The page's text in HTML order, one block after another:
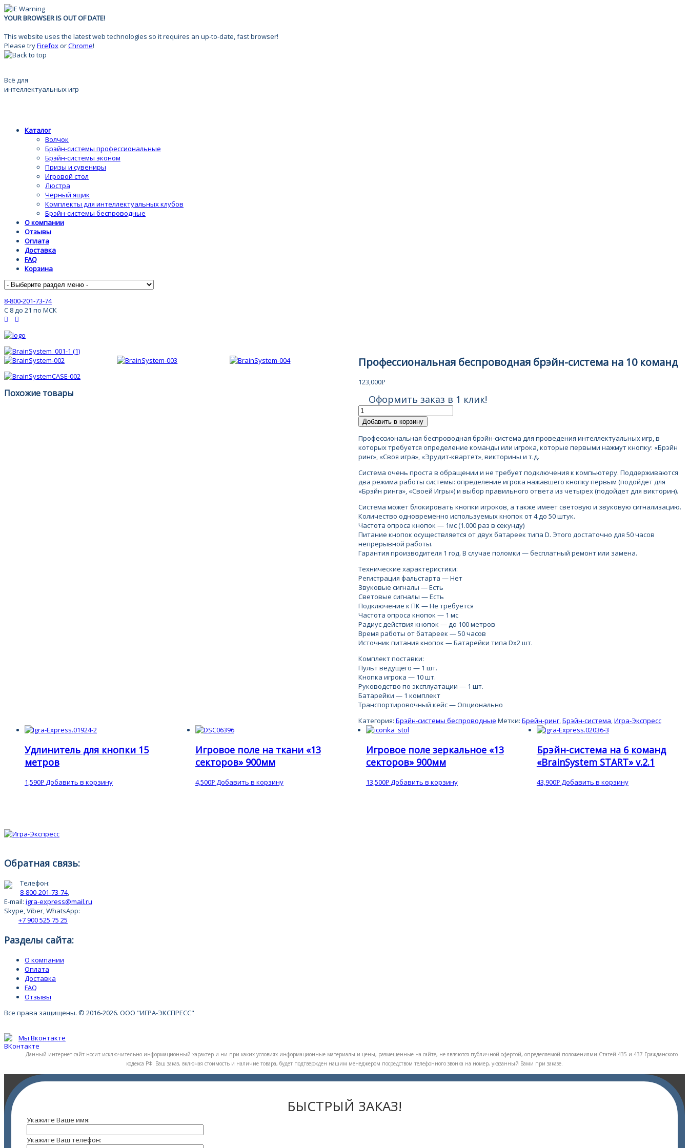
YOUR BROWSER IS OUT OF DATE!
This website uses the latest web technologies so it requires an up-to-date, fast browser!
Please tryFirefoxorChrome!
Всё для
интеллектуальных игр
Каталог
Волчок
Брэйн-системы профессиональные
Брэйн-системы эконом
Призы и сувениры
Игровой стол
Люстра
Черный ящик
Комплекты для интеллектуальных клубов
Брэйн-системы беспроводные
О компании
Отзывы
Оплата
Доставка
FAQ
Корзина
8-800-201-73-74
С 8 до 21 по МСК
Профессиональная беспроводная брэйн-система на 10 команд
123,000Р
Оформить заказ в 1 клик!
Добавить в корзину
Профессиональная беспроводная брэйн-система для проведения интеллектуальных игр, в
которых требуется определение команды или игрока, которые первыми нажмут кнопку: «Брэйн
ринг», «Своя игра», «Эрудит-квартет», викторины и т.д.
Система очень проста в обращении и не требует подключения к компьютеру. Поддерживаются
два режима работы системы: определение игрока нажавшего кнопку первым (подойдет для
«Брэйн ринга», «Своей Игры») и выбор правильного ответа из четырех (подойдет для викторин).
Система может блокировать кнопки игроков, а также имеет световую и звуковую сигнализацию.
Количество одновременно используемых кнопок от 4 до 50 штук.
Частота опроса кнопок — 1мс (1.000 раз в секунду)
Питание кнопок осуществляется от двух батареек типа D. Этого достаточно для 50 часов
непрерывной работы.
Гарантия производителя 1 год. В случае поломки — бесплатный ремонт или замена.
Технические характеристики:
Регистрация фальстарта — Нет
Звуковые сигналы — Есть
Световые сигналы — Есть
Подключение к ПК — Не требуется
Частота опроса кнопок — 1 мс
Радиус действия кнопок — до 100 метров
Время работы от батареек — 50 часов
Источник питания кнопок — Батарейки типа Dх2 шт.
Комплект поставки:
Пульт ведущего — 1 шт.
Кнопка игрока — 10 шт.
Руководство по эксплуатации — 1 шт.
Батарейки — 1 комплект
Транспортировочный кейс — Опционально
Категория: Брэйн-системы беспроводные Метки: Брейн-ринг,Брэйн-система,Игра-Экспресс
Похожие товары
Удлинитель для кнопки 15
метров
1,590Р Добавить в корзину
Игровое поле на ткани «13
секторов» 900мм
4,500Р Добавить в корзину
Игровое поле зеркальное «13
секторов» 900мм
13,500Р Добавить в корзину
Брэйн-система на 6 команд
«BrainSystem START» v.2.1
43,900Р Добавить в корзину
Обратная связь:
Телефон:
8-800-201-73-74,
E-mail: igra-express@mail.ru
Skype, Viber, WhatsApp:
+7 900 525 75 25
Разделы сайта:
О компании
Оплата
Доставка
FAQ
Отзывы
Все права защищены. © 2016-2026. ООО "ИГРА-ЭКСПРЕСС"
Мы Вконтакте
Данный интернет-сайт носит исключительно информационный характер и ни при каких условиях информационные материалы и цены, размещенные на сайте, не являются публичной офертой, определяемой положениями Статей 435 и 437 Гражданского
кодекса РФ. Ваш заказ, включая стоимость и наличие товара, будет подтвержден нашим менеджером посредством телефонного звонка на номер, указанный Вами при заказе.
БЫСТРЫЙ ЗАКАЗ!
Укажите Ваше имя:
Укажите Ваш телефон: